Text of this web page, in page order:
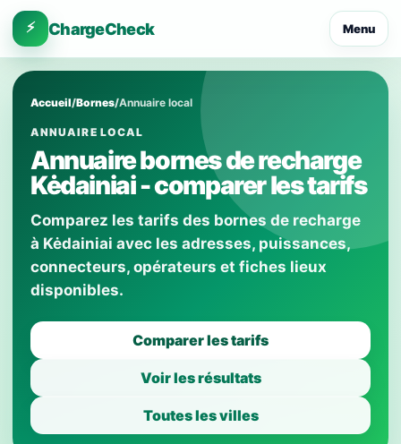
⚡ ChargeCheck Menu
Accueil/Bornes/Annuaire local
ANNUAIRE LOCAL
Annuaire bornes de recharge
Kėdainiai - comparer les tarifs
Comparez les tarifs des bornes de recharge
à Kėdainiai avec les adresses, puissances,
connecteurs, opérateurs et fiches lieux
disponibles.
Comparer les tarifs
Voir les résultats
Toutes les villes